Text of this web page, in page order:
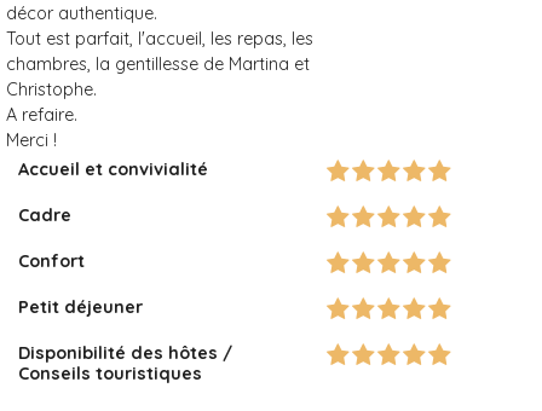
décor authentique.
Tout est parfait, l'accueil, les repas, les
chambres, la gentillesse de Martina et
Christophe.
A refaire.
Merci !
Accueil et convivialité
Cadre
Confort
Petit déjeuner
Disponibilité des hôtes /
Conseils touristiques